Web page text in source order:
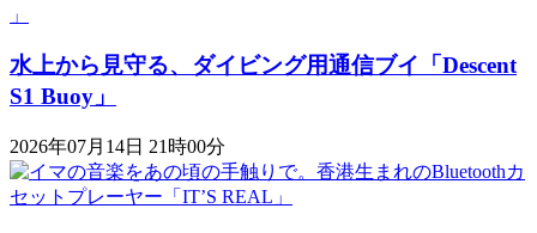
水上から見守る、ダイビング用通信ブイ「Descent
S1 Buoy​​」
2026年07月14日 21時00分